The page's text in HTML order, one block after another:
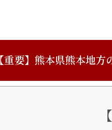
【重要】熊本県熊本地